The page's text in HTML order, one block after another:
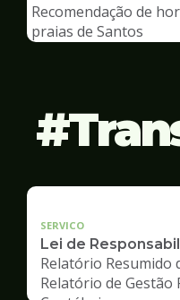
Recomendação de
praias de Santos
SERVICO
Lei de
Relatório Resumido
Relatório de Gestão